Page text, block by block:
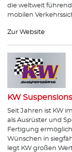
die weltweit
mobilen
Zur Website
KW Suspensions
Seit Jahren ist KW
als Ausrüster und
Fertigung
Wünschen in
legt KW großen